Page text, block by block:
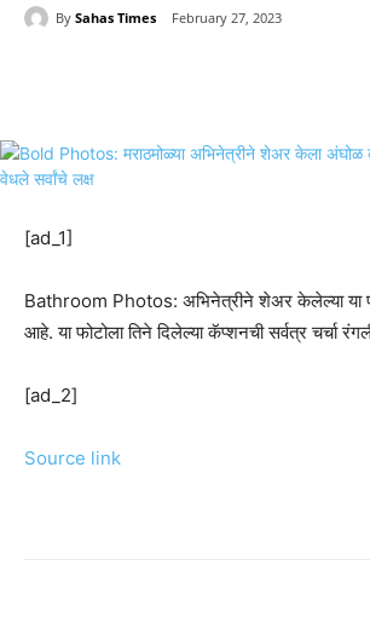
By Sahas Times February 27, 2023
[ad_1]
Bathroom Photos: अभिनेत्रीने शेअर केलेल्या या
आहे. या फोटोला तिने दिलेल्या कॅप्शनची सर्वत्र चर्चा
[ad_2]
Source link